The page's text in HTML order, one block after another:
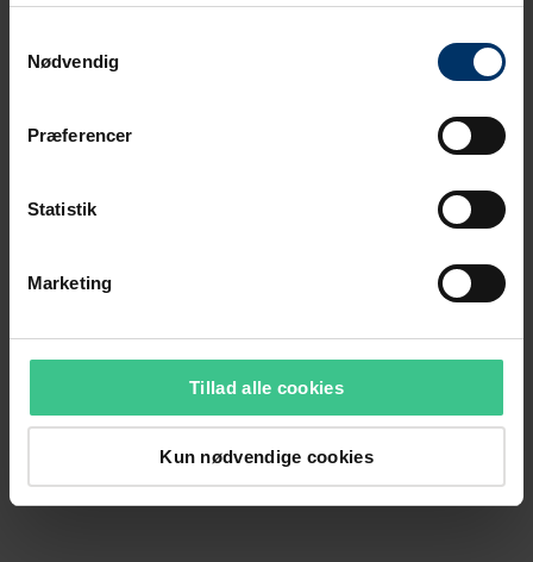
Nødvendig
Præferencer
Statistik
Marketing
Tillad alle cookies
Kun nødvendige cookies